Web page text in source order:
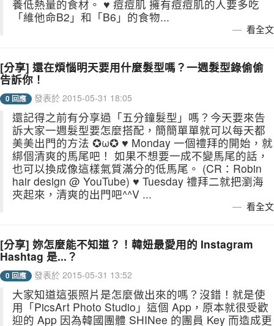
養低熱量的食材。 ♥ 痘痘肌 擁有痘痘肌的人要多吃
「維他命B2」和「B6」的食物...
看全文
[分享] 還在煩惱明天要用什麼髮型嗎？一週髮型錄偷偷
告訴你！
0 回應 發表於 2015-05-31 18:05
還記得之前有分享過「五分鐘髮型」嗎？今天要來告
訴大家一週髮型要怎麼搭配，簡簡單單就可以每天都
美美出門的方法 ✪ω✪ ♥ Monday 一個禮拜的開始，就
綁個清爽的馬尾吧！ 如果不想要一成不變馬尾的話，
也可以換成像這樣氣質滿分的低馬尾。 (CR：Robin
hair design @ YouTube) ♥ Tuesday 禮拜二就把瀏海
夾起來，清爽的出門吧^^V ...
看全文
[分享] 妳怎麼能不知道？！韓妞最愛用的 Instagram
Hashtag 是...？
0 回應 發表於 2015-05-31 13:52
大家知道這張照片是怎麼做出來的嗎？沒錯！就是使
用「PicsArt Photo Studio」這個 App，原本就很受歡
迎的 App 因為韓國團體 SHINee 的團員 Key 而造成更